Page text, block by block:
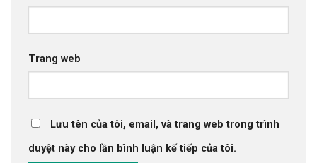
Trang web
Lưu tên của tôi, email, và trang web trong trình
duyệt này cho lần bình luận kế tiếp của tôi.